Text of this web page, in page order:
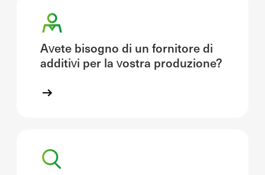
Avete bisogno di un fornitore di
additivi per la vostra produzione?